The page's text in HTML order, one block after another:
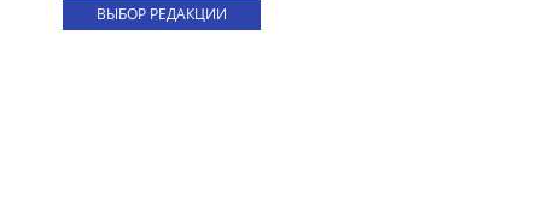
ВЫБОР РЕДАКЦИИ